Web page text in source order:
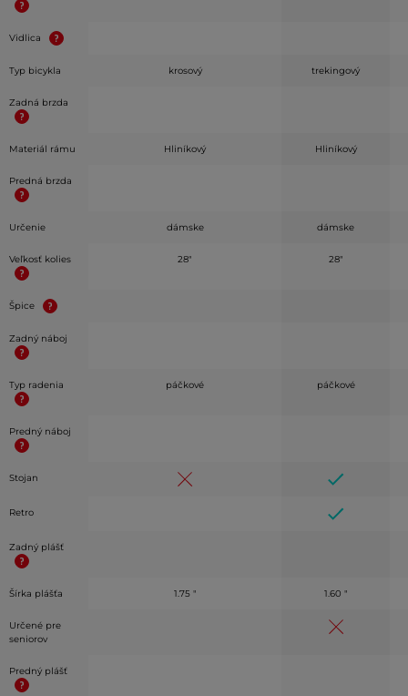
Vidlica
Typ bicykla krosový trekingový
Zadná brzda
Materiál rámu Hliníkový Hliníkový
Predná brzda
Určenie dámske dámske
Veľkosť kolies 28" 28"
Špice
Zadný náboj
Typ radenia páčkové páčkové
Predný náboj
Stojan
Retro
Zadný plášť
Šírka plášťa 1.75 " 1.60 "
Určené pre
seniorov
Predný plášť